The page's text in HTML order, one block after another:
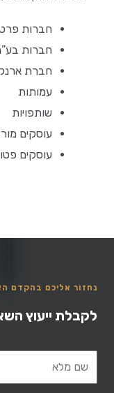
חברות
חברות
חברת
עמותות
שותפויות
עוסקים
עוסקים
נחזור אליכם בהקדם
לקבלת ייעוץ